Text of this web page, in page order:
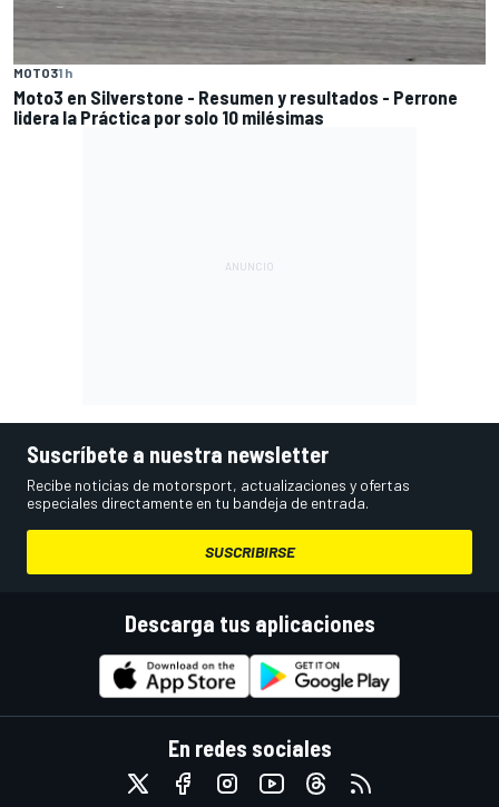
MOTO31 h
Moto3 en Silverstone - Resumen y resultados - Perrone
lidera la Práctica por solo 10 milésimas
Suscríbete a nuestra newsletter
Recibe noticias de motorsport, actualizaciones y ofertas
especiales directamente en tu bandeja de entrada.
SUSCRIBIRSE
Descarga tus aplicaciones
En redes sociales